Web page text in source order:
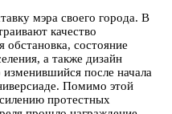
мэра своего города. В
качество
обстановка, состояние
а также дизайн
изменившийся после начала
Помимо этой
протестных